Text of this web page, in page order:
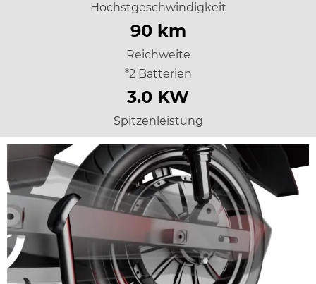
Höchstgeschwindigkeit
90 km
Reichweite
*2 Batterien
3.0 KW
Spitzenleistung